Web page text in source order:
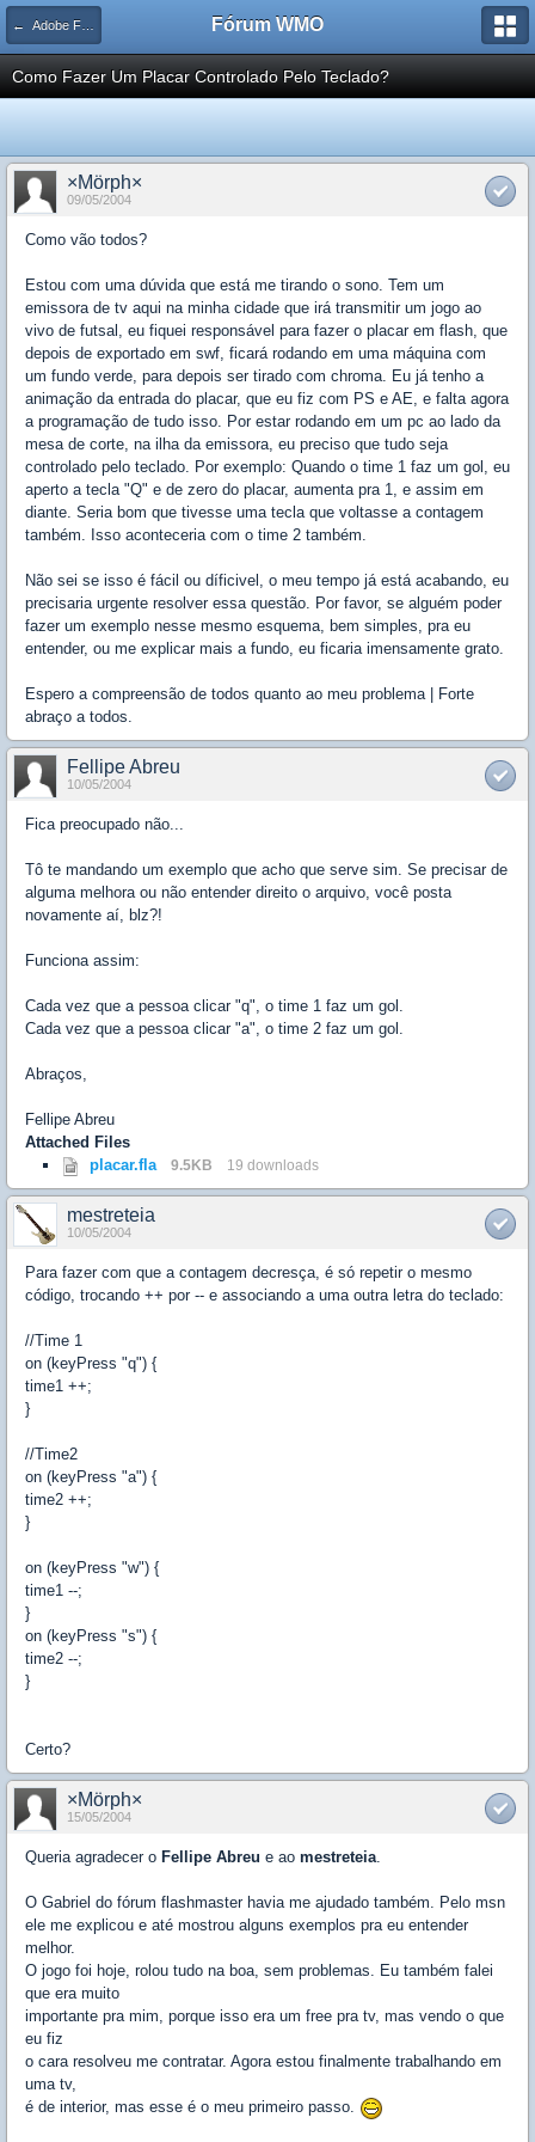
← Adobe Flash e ActionScript Fórum WMO
Como Fazer Um Placar Controlado Pelo Teclado?
×Mörph×
09/05/2004
Como vão todos?
Estou com uma dúvida que está me tirando o sono. Tem um
emissora de tv aqui na minha cidade que irá transmitir um jogo ao
vivo de futsal, eu fiquei responsável para fazer o placar em flash, que
depois de exportado em swf, ficará rodando em uma máquina com
um fundo verde, para depois ser tirado com chroma. Eu já tenho a
animação da entrada do placar, que eu fiz com PS e AE, e falta agora
a programação de tudo isso. Por estar rodando em um pc ao lado da
mesa de corte, na ilha da emissora, eu preciso que tudo seja
controlado pelo teclado. Por exemplo: Quando o time 1 faz um gol, eu
aperto a tecla "Q" e de zero do placar, aumenta pra 1, e assim em
diante. Seria bom que tivesse uma tecla que voltasse a contagem
também. Isso aconteceria com o time 2 também.
Não sei se isso é fácil ou díficivel, o meu tempo já está acabando, eu
precisaria urgente resolver essa questão. Por favor, se alguém poder
fazer um exemplo nesse mesmo esquema, bem simples, pra eu
entender, ou me explicar mais a fundo, eu ficaria imensamente grato.
Espero a compreensão de todos quanto ao meu problema | Forte
abraço a todos.
Fellipe Abreu
10/05/2004
Fica preocupado não...
Tô te mandando um exemplo que acho que serve sim. Se precisar de
alguma melhora ou não entender direito o arquivo, você posta
novamente aí, blz?!
Funciona assim:
Cada vez que a pessoa clicar "q", o time 1 faz um gol.
Cada vez que a pessoa clicar "a", o time 2 faz um gol.
Abraços,
Fellipe Abreu
Attached Files
placar.fla
9.5KB 19 downloads
mestreteia
10/05/2004
Para fazer com que a contagem decresça, é só repetir o mesmo
código, trocando ++ por -- e associando a uma outra letra do teclado:
//Time 1
on (keyPress "q") {
time1 ++;
}
//Time2
on (keyPress "a") {
time2 ++;
}
on (keyPress "w") {
time1 --;
}
on (keyPress "s") {
time2 --;
}
Certo?
×Mörph×
15/05/2004
Queria agradecer o Fellipe Abreu e ao mestreteia.
O Gabriel do fórum flashmaster havia me ajudado também. Pelo msn
ele me explicou e até mostrou alguns exemplos pra eu entender
melhor.
O jogo foi hoje, rolou tudo na boa, sem problemas. Eu também falei
que era muito
importante pra mim, porque isso era um free pra tv, mas vendo o que
eu fiz
o cara resolveu me contratar. Agora estou finalmente trabalhando em
uma tv,
é de interior, mas esse é o meu primeiro passo.